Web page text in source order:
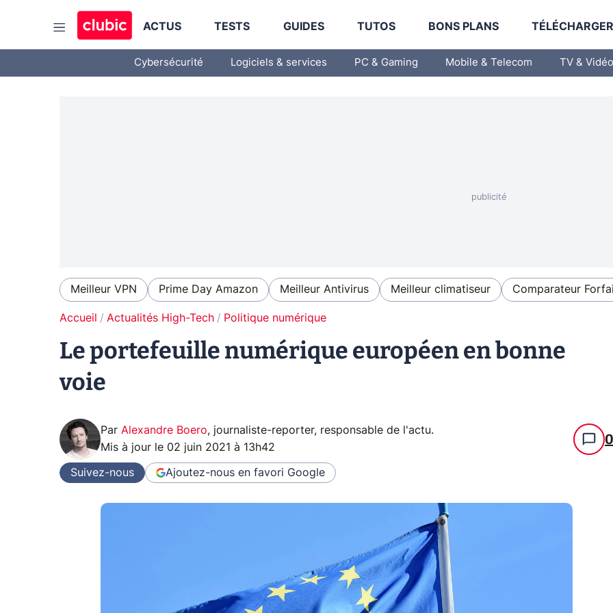
ACTUS TESTS GUIDES TUTOS BONS PLANS
Cybersécurité Logiciels & services PC & Gaming Mobile & Telecom TV & Vidéo
Meilleur VPN Prime Day Amazon Meilleur Antivirus Meilleur climatiseur Comparateur
Accueil Actualités High-Tech Politique numérique
Le portefeuille numérique européen en bonne
voie
Par Alexandre Boero, journaliste-reporter, responsable de l'actu.
Mis à jour le 02 juin 2021 à 13h42 0
Suivez-nous Ajoutez-nous en favori Google